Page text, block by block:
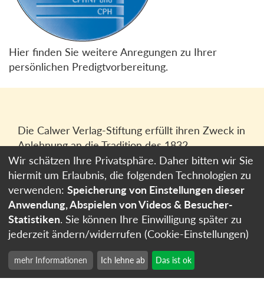
Hier finden Sie weitere Anregungen zu Ihrer
persönlichen Predigtvorbereitung.
Die Calwer Verlag-Stiftung erfüllt ihren Zweck in
Anlehnung an die Tradition des 1832
gegründeten Calwer Verlagsvereins, der
heutigen Calwer Verlag Bücher und Medien
GmbHin Stuttgart.
Impressum
Datenschutzerklärung
Cookie-Einstellungen
Wir schätzen Ihre Privatsphäre. Daher bitten wir Sie
hiermit um Erlaubnis, die folgenden Technologien zu
verwenden: Speicherung von Einstellungen dieser
Anwendung, Abspielen von Videos & Besucher-
Statistiken. Sie können Ihre Einwilligung später zu
jederzeit ändern/widerrufen (Cookie-Einstellungen)
mehr Informationen Ich lehne ab Das ist ok